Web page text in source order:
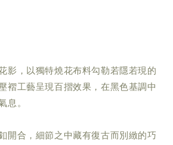
影，以獨特燒花布料勾勒若隱若現的
褶工藝呈現百摺效果，在黑色基調中
息。
開合，細節之中藏有復古而別緻的巧